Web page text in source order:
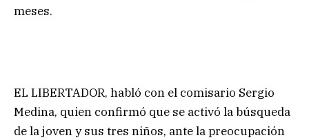
meses.
EL LIBERTADOR, habló con el comisario Sergio
Medina, quien confirmó que se activó la búsqueda
de la joven y sus tres niños, ante la preocupación